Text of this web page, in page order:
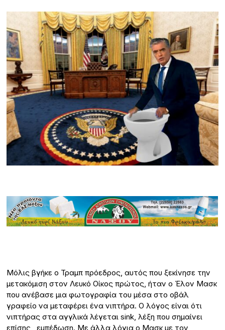
Μόλις βγήκε ο Τραμπ πρόεδρος, αυτός που ξεκίνησε την
μετακόμιση στον Λευκό Οίκος πρώτος, ήταν ο Έλον Μασκ
που ανέβασε μια φωτογραφία του μέσα στο οβάλ
γραφείο να μεταφέρει ένα νιπτήρα. Ο λόγος είναι ότι
νιπτήρας στα αγγλικά λέγεται sink, λέξη που σημαίνει
επίσης, εμπέδωση. Με άλλα λόγια ο Μασκ με τον